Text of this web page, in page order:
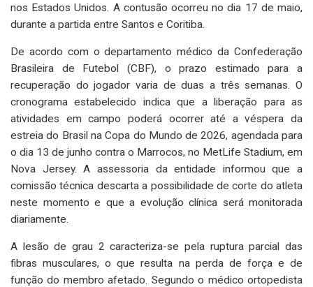
nos Estados Unidos. A contusão ocorreu no dia 17 de maio,
durante a partida entre Santos e Coritiba.
De acordo com o departamento médico da Confederação
Brasileira de Futebol (CBF), o prazo estimado para a
recuperação do jogador varia de duas a três semanas. O
cronograma estabelecido indica que a liberação para as
atividades em campo poderá ocorrer até a véspera da
estreia do Brasil na Copa do Mundo de 2026, agendada para
o dia 13 de junho contra o Marrocos, no MetLife Stadium, em
Nova Jersey. A assessoria da entidade informou que a
comissão técnica descarta a possibilidade de corte do atleta
neste momento e que a evolução clínica será monitorada
diariamente.
A lesão de grau 2 caracteriza-se pela ruptura parcial das
fibras musculares, o que resulta na perda de força e de
função do membro afetado. Segundo o médico ortopedista